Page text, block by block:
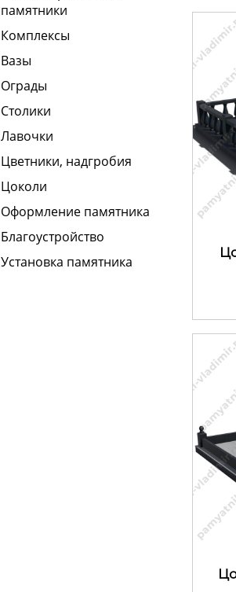
памятники
Комплексы
Вазы
Ограды
Столики
Лавочки
Цветники, надгробия
Цоколи
Оформление памятника
Благоустройство
Установка памятника